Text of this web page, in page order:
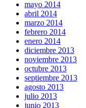
mayo 2014
abril 2014
marzo 2014
febrero 2014
enero 2014
diciembre 2013
noviembre 2013
octubre 2013
septiembre 2013
agosto 2013
julio 2013
junio 2013